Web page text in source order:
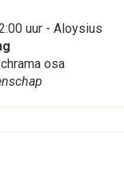
uur - Aloysius
osa